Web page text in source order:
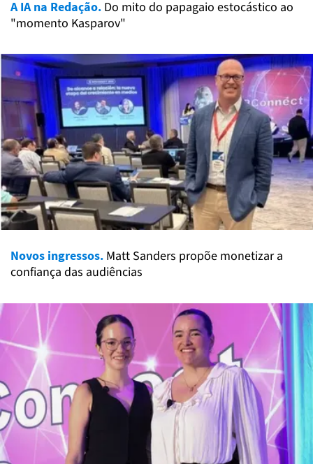
A IA na Redação. Do mito do papagaio estocástico ao
"momento Kasparov"
Novos ingressos. Matt Sanders propõe monetizar a
confiança das audiências